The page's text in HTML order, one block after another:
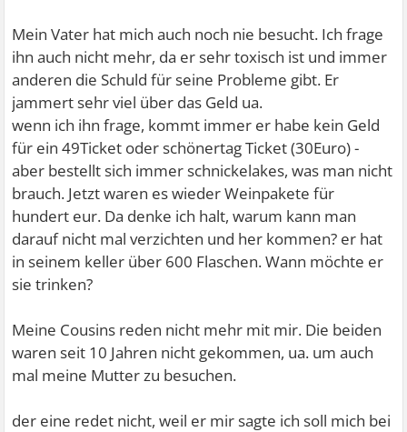
Mein Vater hat mich auch noch nie besucht. Ich frage
ihn auch nicht mehr, da er sehr toxisch ist und immer
anderen die Schuld für seine Probleme gibt. Er
jammert sehr viel über das Geld ua.
wenn ich ihn frage, kommt immer er habe kein Geld
für ein 49Ticket oder schönertag Ticket (30Euro) -
aber bestellt sich immer schnickelakes, was man nicht
brauch. Jetzt waren es wieder Weinpakete für
hundert eur. Da denke ich halt, warum kann man
darauf nicht mal verzichten und her kommen? er hat
in seinem keller über 600 Flaschen. Wann möchte er
sie trinken?
Meine Cousins reden nicht mehr mit mir. Die beiden
waren seit 10 Jahren nicht gekommen, ua. um auch
mal meine Mutter zu besuchen.
der eine redet nicht, weil er mir sagte ich soll mich bei